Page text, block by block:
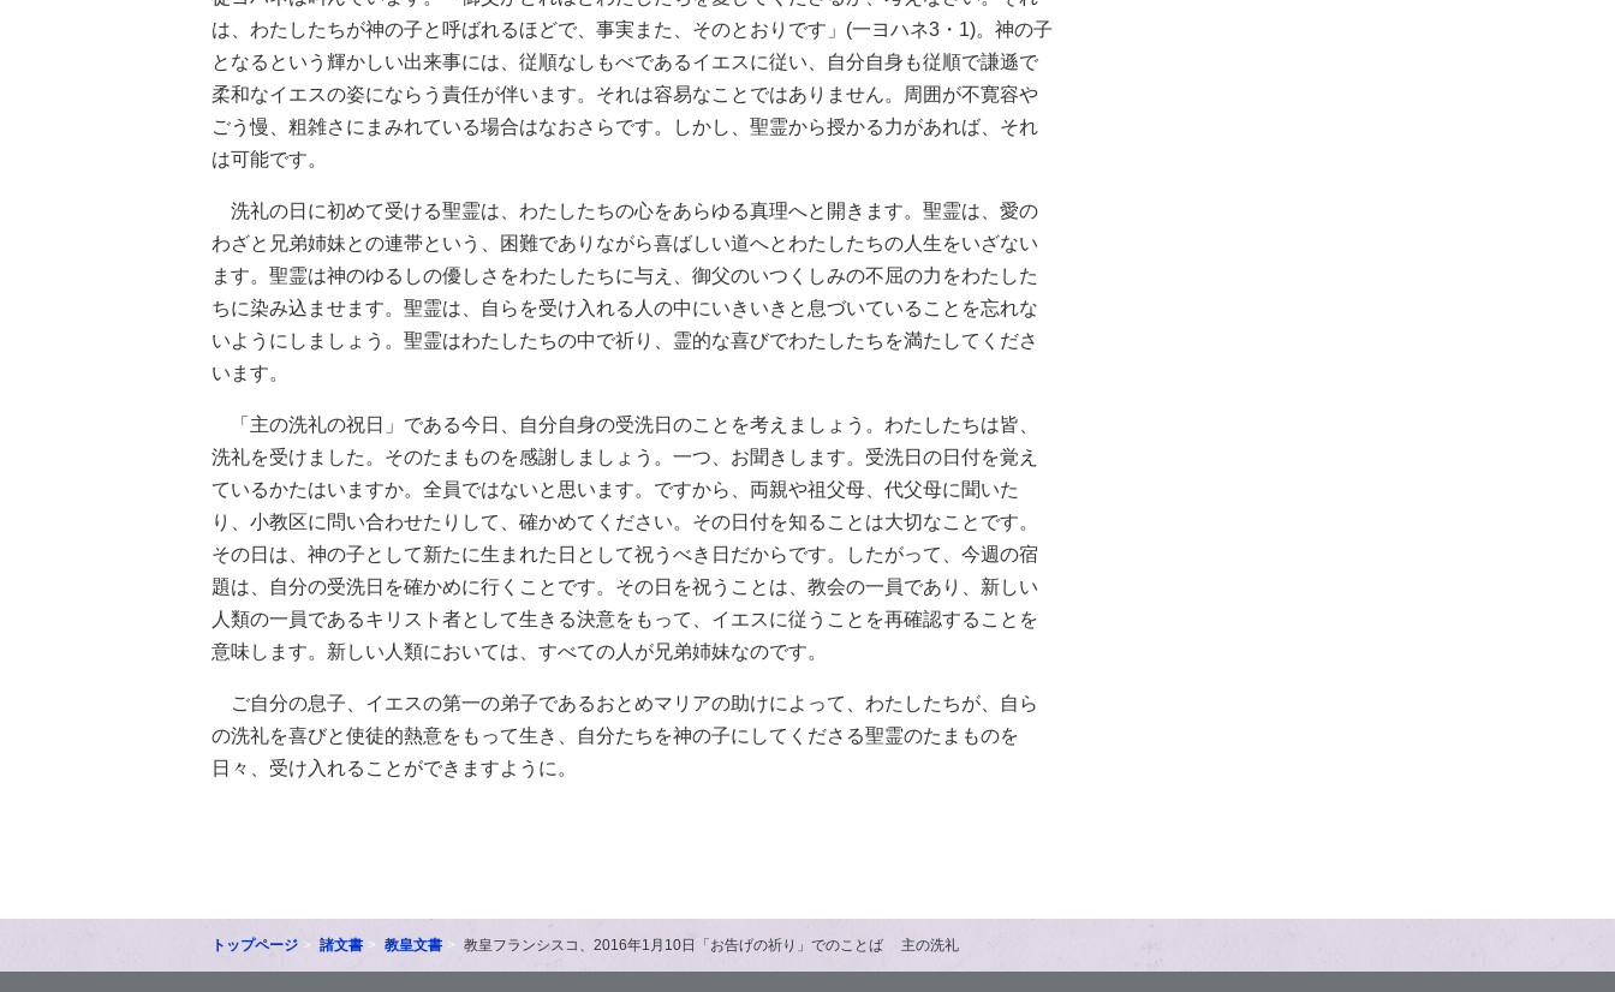
は、わたしたちが神の子と呼ばれるほどで、事実また、そのとおりです」(一ヨハネ3・1)。神の子
となるという輝かしい出来事には、従順なしもべであるイエスに従い、自分自身も従順で謙遜で
柔和なイエスの姿にならう責任が伴います。それは容易なことではありません。周囲が不寛容や
ごう慢、粗雑さにまみれている場合はなおさらです。しかし、聖霊から授かる力があれば、それ
は可能です。
洗礼の日に初めて受ける聖霊は、わたしたちの心をあらゆる真理へと開きます。聖霊は、愛の
わざと兄弟姉妹との連帯という、困難でありながら喜ばしい道へとわたしたちの人生をいざない
ます。聖霊は神のゆるしの優しさをわたしたちに与え、御父のいつくしみの不屈の力をわたした
ちに染み込ませます。聖霊は、自らを受け入れる人の中にいきいきと息づいていることを忘れな
いようにしましょう。聖霊はわたしたちの中で祈り、霊的な喜びでわたしたちを満たしてくださ
います。
「主の洗礼の祝日」である今日、自分自身の受洗日のことを考えましょう。わたしたちは皆、
洗礼を受けました。そのたまものを感謝しましょう。一つ、お聞きします。受洗日の日付を覚え
ているかたはいますか。全員ではないと思います。ですから、両親や祖父母、代父母に聞いた
り、小教区に問い合わせたりして、確かめてください。その日付を知ることは大切なことです。
その日は、神の子として新たに生まれた日として祝うべき日だからです。したがって、今週の宿
題は、自分の受洗日を確かめに行くことです。その日を祝うことは、教会の一員であり、新しい
人類の一員であるキリスト者として生きる決意をもって、イエスに従うことを再確認することを
意味します。新しい人類においては、すべての人が兄弟姉妹なのです。
ご自分の息子、イエスの第一の弟子であるおとめマリアの助けによって、わたしたちが、自ら
の洗礼を喜びと使徒的熱意をもって生き、自分たちを神の子にしてくださる聖霊のたまものを
日々、受け入れることができますように。
トップページ 諸文書 教皇文書 教皇フランシスコ、2016年1月10日「お告げの祈り」でのことば 主の洗礼